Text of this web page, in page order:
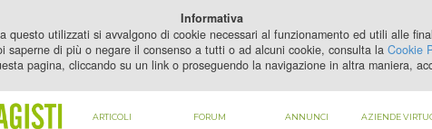
PER VEDERE QUESTO CONTENUTO DEVI
ARTICOLI FORUM ANNUNCI AZIENDE
Informativa
questo utilizzati si avvalgono di cookie necessari al funzionamento ed utili alle
saperne di più o negare il consenso a tutti o ad alcuni cookie, consulta la Cookie
pagina, cliccando su un link o proseguendo la navigazione in altra maniera,